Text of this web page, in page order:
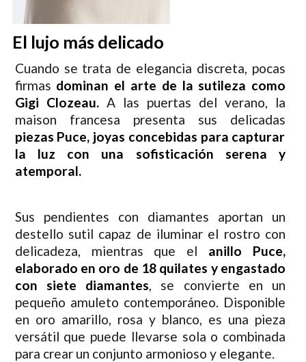
El lujo más delicado
Cuando se trata de elegancia discreta, pocas
firmas dominan el arte de la sutileza como
Gigi Clozeau.A las puertas del verano, la
maison francesa presenta sus delicadas
piezas Puce, joyas concebidas para capturar
la luz con una sofisticación serena y
atemporal.
Sus pendientes con diamantes aportan un
destello sutil capaz de iluminar el rostro con
delicadeza, mientras que el anillo Puce,
elaborado en oro de 18 quilates y engastado
con siete diamantes, se convierte en un
pequeño amuleto contemporáneo. Disponible
en oro amarillo, rosa y blanco, es una pieza
versátil que puede llevarse sola o combinada
para crear un conjunto armonioso y elegante.